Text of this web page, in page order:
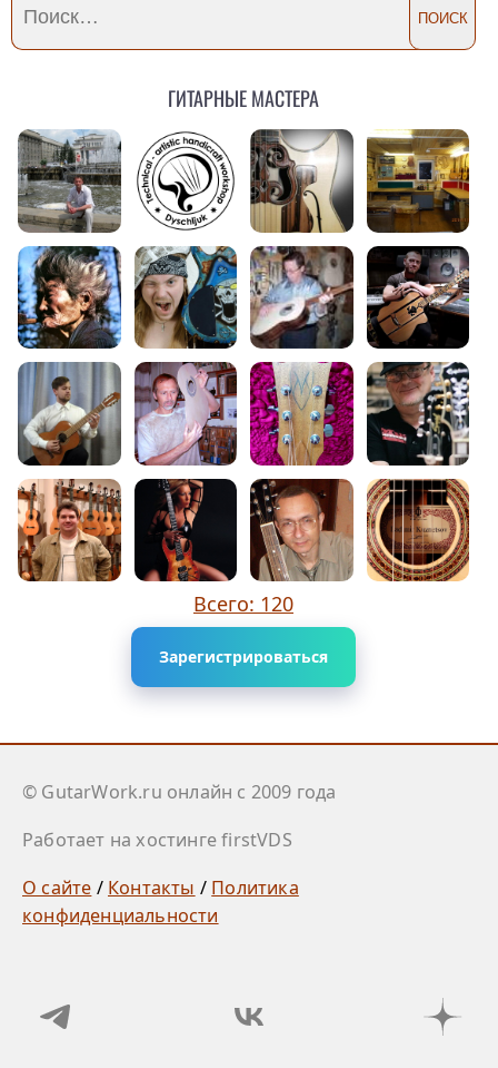
Гитарные мастера
Всего: 120
Зарегистрироваться
© GutarWork.ru онлайн c 2009 года
Работает на хостинге firstVDS
О сайте / Контакты / Политика
конфиденциальности